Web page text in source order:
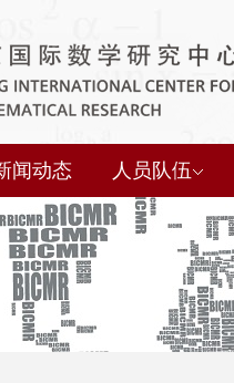
闻动态 人员队伍